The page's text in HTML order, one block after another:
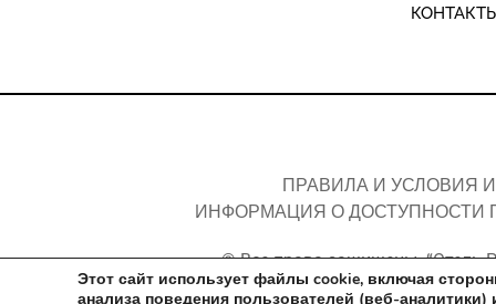
ПРАВИЛА И УСЛОВИЯ
ИНФОРМАЦИЯ О ДОСТУПНОСТИ
© Все права защищены. “Отель
Этот сайт использует файлы cookie, включая
анализа поведения пользователей (веб-